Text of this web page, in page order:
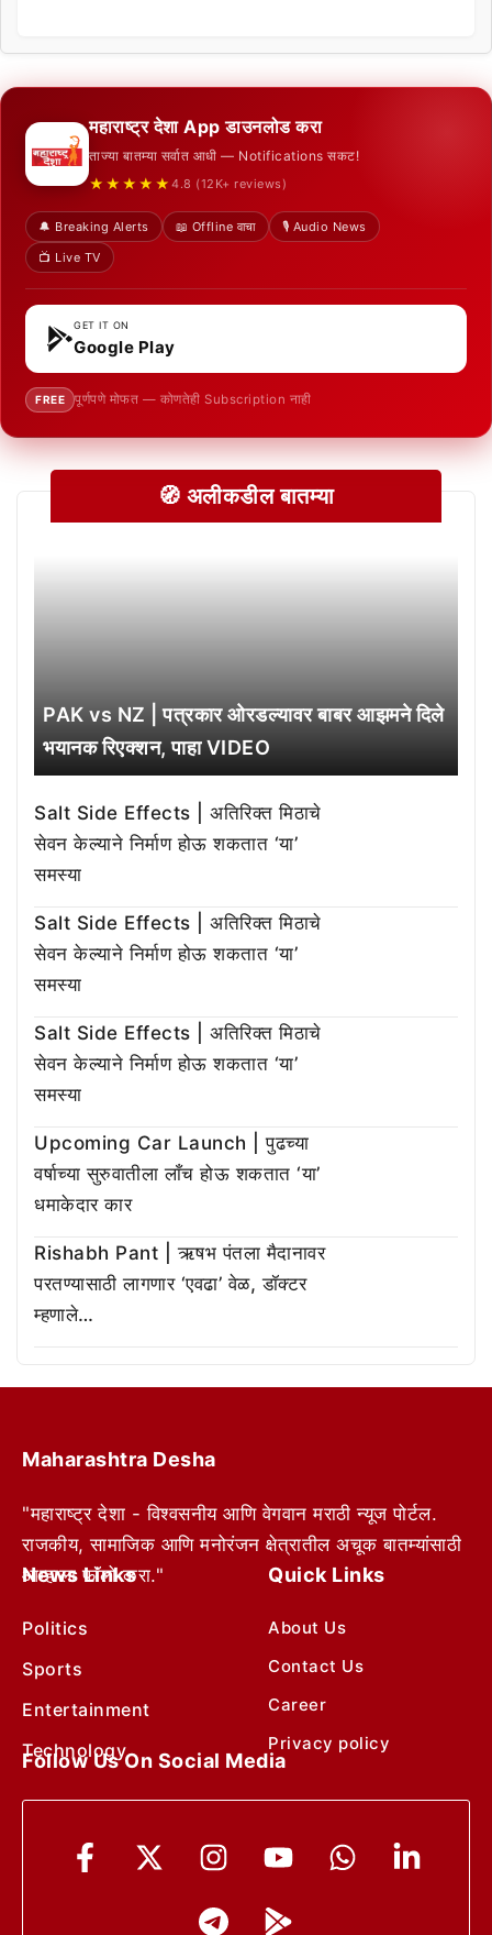
महाराष्ट्र देशा App डाउनलोड करा
ताज्या बातम्या सर्वात आधी — Notifications सकट!
★★★★★ 4.8 (12K+ reviews)
🔔 Breaking Alerts 📖 Offline वाचा
🎙️ Audio News
📺 Live TV
GET IT ON
Google Play
FREE पूर्णपणे मोफत — कोणतेही Subscription नाही
🧭 अलीकडील बातम्या
PAK vs NZ | पत्रकार ओरडल्यावर बाबर आझमने दिले
भयानक रिएक्शन, पाहा VIDEO
Salt Side Effects | अतिरिक्त मिठाचे
सेवन केल्याने निर्माण होऊ शकतात ‘या’
समस्या
Salt Side Effects | अतिरिक्त मिठाचे
सेवन केल्याने निर्माण होऊ शकतात ‘या’
समस्या
Salt Side Effects | अतिरिक्त मिठाचे
सेवन केल्याने निर्माण होऊ शकतात ‘या’
समस्या
Upcoming Car Launch | पुढच्या
वर्षाच्या सुरुवातीला लाँच होऊ शकतात ‘या’
धमाकेदार कार
Rishabh Pant | ऋषभ पंतला मैदानावर
परतण्यासाठी लागणार ‘एवढा’ वेळ, डॉक्टर
म्हणाले…
Maharashtra Desha
"महाराष्ट्र देशा - विश्वसनीय आणि वेगवान मराठी न्यूज पोर्टल.
राजकीय, सामाजिक आणि मनोरंजन क्षेत्रातील अचूक बातम्यांसाठी
आम्हाला फॉलो करा."
News Links
Politics
Sports
Entertainment
Technology
Quick Links
About Us
Contact Us
Career
Privacy policy
Follow Us On Social Media